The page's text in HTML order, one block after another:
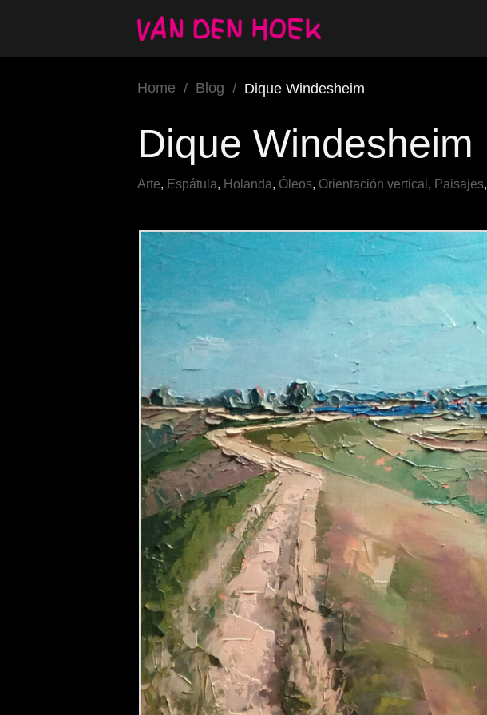
Home / Blog / Dique Windesheim
Dique Windesheim
Arte, Espátula, Holanda, Óleos, Orientación vertical , Paisajes,